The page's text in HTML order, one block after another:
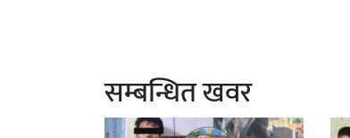
सम्बन्धित खवर